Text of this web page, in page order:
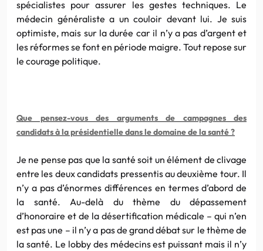
spécialistes pour assurer les gestes techniques. Le
médecin généraliste a un couloir devant lui. Je suis
optimiste, mais sur la durée car il n’y a pas d’argent et
les réformes se font en période maigre. Tout repose sur
le courage politique.
Que pensez-vous des arguments de campagnes des
candidats à la présidentielle dans le domaine de la santé ?
Je ne pense pas que la santé soit un élément de clivage
entre les deux candidats pressentis au deuxième tour. Il
n’y a pas d’énormes différences en termes d’abord de
la santé. Au-delà du thème du dépassement
d’honoraire et de la désertification médicale – qui n’en
est pas une – il n’y a pas de grand débat sur le thème de
la santé. Le lobby des médecins est puissant mais il n’y